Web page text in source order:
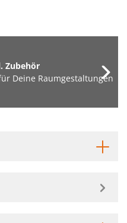
Zubehör
Deine Raumgestaltungen